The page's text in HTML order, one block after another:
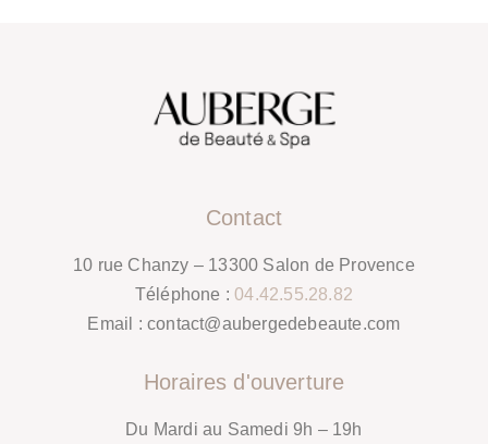
Contact
10 rue Chanzy – 13300 Salon de Provence
Téléphone :04.42.55.28.82
Email :contact@aubergedebeaute.com
Horaires d'ouverture
Du Mardi au Samedi 9h – 19h